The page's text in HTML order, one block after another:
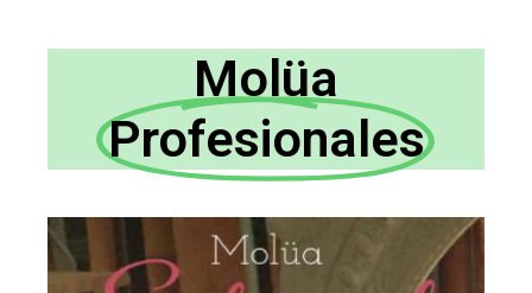
Molüa
Profesionales